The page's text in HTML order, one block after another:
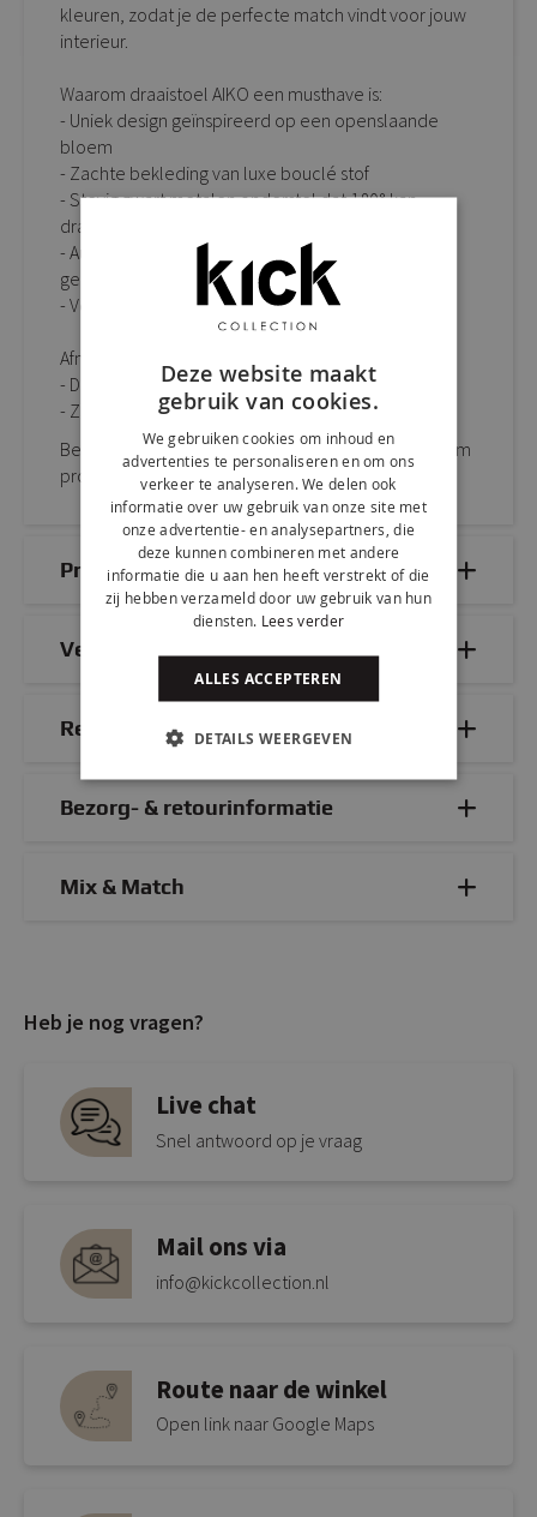
kleuren, zodat je de perfecte match vindt voor jouw
interieur.
Waarom draaistoel AIKO een musthave is:
- Uniek design geïnspireerd op een openslaande
bloem
- Zachte bekleding van luxe bouclé stof
- Stevig zwart metalen onderstel dat 180° kan
draaien
- Automatische terugdraai-functie voor extra
gebruiksgemak
- Verkrijgbaar in 3 trendy kleuren
Afmetingen:
- D 55 cm x B 56 cm x H 82 cm
- Zithoogte: 47 cm
Bestel KICK draaistoel AIKO eenvoudig online of kom
proefzitten in onze sfeervolle showroom.
Productdetails
Veelgestelde vragen
Reviews
Bezorg- & retourinformatie
Mix & Match
Heb je nog vragen?
Live chat
Snel antwoord op je vraag
Mail ons via
info@kickcollection.nl
Route naar de winkel
Open link naar Google Maps
Deze website maakt
gebruik van cookies.
We gebruiken cookies om inhoud en
advertenties te personaliseren en om ons
verkeer te analyseren. We delen ook
informatie over uw gebruik van onze site met
onze advertentie- en analysepartners, die
deze kunnen combineren met andere
informatie die u aan hen heeft verstrekt of die
zij hebben verzameld door uw gebruik van hun
diensten. Lees verder
ALLES ACCEPTEREN
DETAILS WEERGEVEN